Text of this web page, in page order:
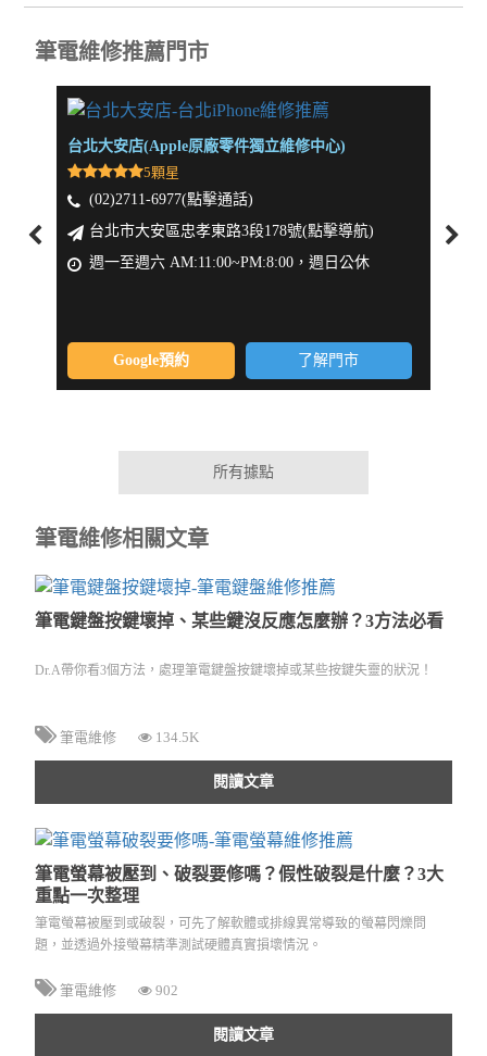
筆電維修推薦門市
台北大安店(Apple原廠零件獨立維修中心)
5顆星
(02)2711-6977(點擊通話)
台北市大安區忠孝東路3段178號(點擊導航)
週一至週六 AM:11:00~PM:8:00，週日公休
Google預約 了解門市
所有據點
筆電維修相關文章
筆電鍵盤按鍵壞掉、某些鍵沒反應怎麼辦？3方法必看
Dr.A帶你看3個方法，處理筆電鍵盤按鍵壞掉或某些按鍵失靈的狀況！
筆電維修 134.5K
閱讀文章
筆電螢幕被壓到、破裂要修嗎？假性破裂是什麼？3大
重點一次整理
筆電螢幕被壓到或破裂，可先了解軟體或排線異常導致的螢幕閃爍問
題，並透過外接螢幕精準測試硬體真實損壞情況。
筆電維修 902
閱讀文章